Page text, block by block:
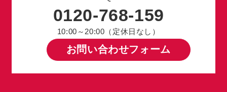
0120-768-159
10:00～20:00（定休日なし）
お問い合わせフォーム